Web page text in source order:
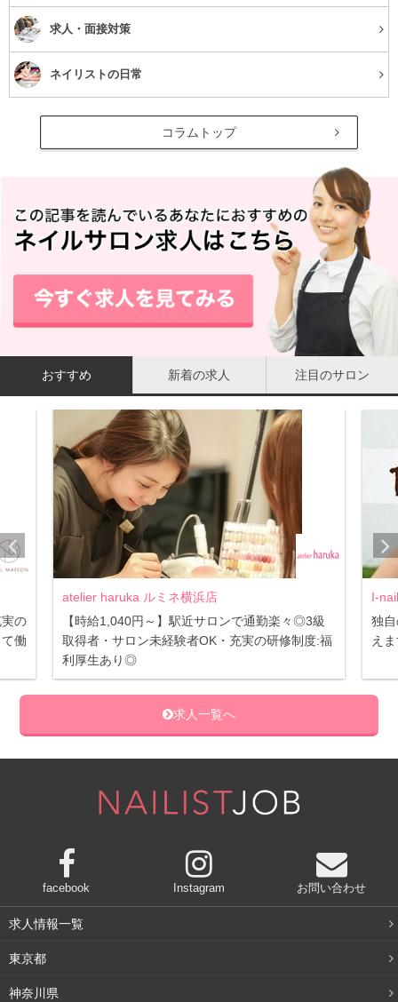
求人・面接対策
ネイリストの日常
コラムトップ
おすすめ 新着の求人 注目のサロン
の
働
atelier haruka ルミネ横浜店
【時給1,040円～】駅近サロンで通勤楽々◎3級
取得者・サロン未経験者OK・充実の研修制度:福
利厚生あり◎
I-
独
え
求人一覧へ
facebook Instagram お問い合わせ
求人情報一覧
東京都
神奈川県